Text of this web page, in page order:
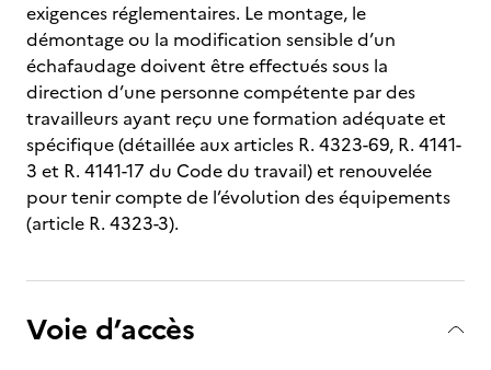
exigences réglementaires. Le montage, le
démontage ou la modification sensible d’un
échafaudage doivent être effectués sous la
direction d’une personne compétente par des
travailleurs ayant reçu une formation adéquate et
spécifique (détaillée aux articles R. 4323-69, R. 4141-
3 et R. 4141-17 du Code du travail) et renouvelée
pour tenir compte de l’évolution des équipements
(article R. 4323-3).
Voie d’accès